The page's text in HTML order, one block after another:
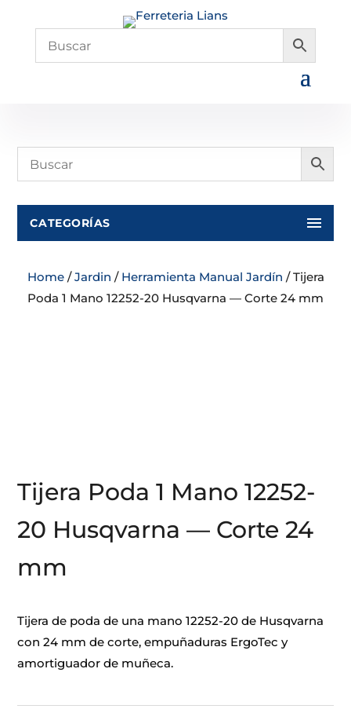
CATEGORÍAS
Home/Jardin / Herramienta Manual Jardín / Tijera
Poda 1 Mano 12252-20 Husqvarna — Corte 24 mm
Tijera Poda 1 Mano 12252-
20 Husqvarna — Corte 24
mm
Tijera de poda de una mano 12252-20 de Husqvarna
con 24 mm de corte, empuñaduras ErgoTec y
amortiguador de muñeca.